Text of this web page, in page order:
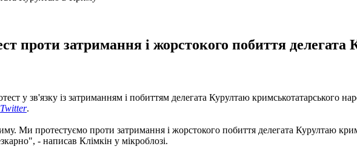
проти затримання і жорстокого побиття делегата
у зв'язку із затриманням і побиттям делегата Курултаю кримськотатарського
Twitter.
Ми протестуємо проти затримання і жорстокого побиття делегата Курултаю
- написав Клімкін у мікроблозі.